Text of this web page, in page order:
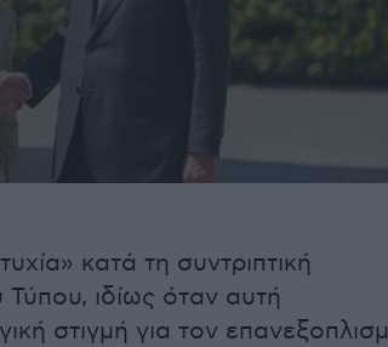
κατά τη συντριπτική
Τύπου, ιδίως όταν αυτή
στιγμή για τον